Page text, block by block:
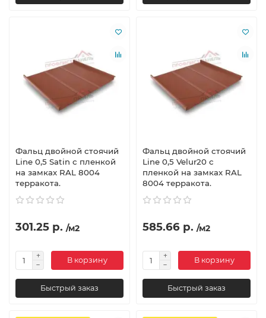
Фальц двойной стоячий
Line 0,5 Satin с пленкой
на замках RAL 8004
терракота.
301.25 р. /м2
В корзину
Быстрый заказ
Фальц двойной стоячий
Line 0,5 Velur20 с
пленкой на замках RAL
8004 терракота.
585.66 р. /м2
В корзину
Быстрый заказ